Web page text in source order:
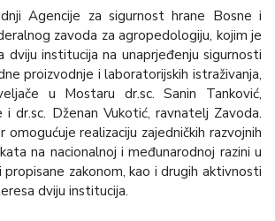
Agencije za sigurnost hrane Bosne i
zavoda za agropedologiju, kojim je
dviju institucija na unaprjeđenju sigurnosti
proizvodnje i laboratorijskih istraživanja,
u Mostaru dr.sc. Sanin Tanković,
dr.sc. Dženan Vukotić, ravnatelj Zavoda.
realizaciju zajedničkih razvojnih
na nacionalnoj i međunarodnoj razini u
zakonom, kao i drugih aktivnosti
dviju institucija.